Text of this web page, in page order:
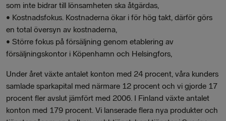
som inte bidrar till lönsamheten ska åtgärdas,
• Kostnadsfokus. Kostnaderna ökar i för hög takt, därför görs
en total översyn av kostnaderna,
• Större fokus på försäljning genom etablering av
försäljningskontor i Köpenhamn och Helsingfors,
Under året växte antalet konton med 24 procent, våra kunders
samlade sparkapital med närmare 12 procent och vi gjorde 17
procent fler avslut jämfört med 2006. I Finland växte antalet
konton med 179 procent. Vi lanserade flera nya produkter och